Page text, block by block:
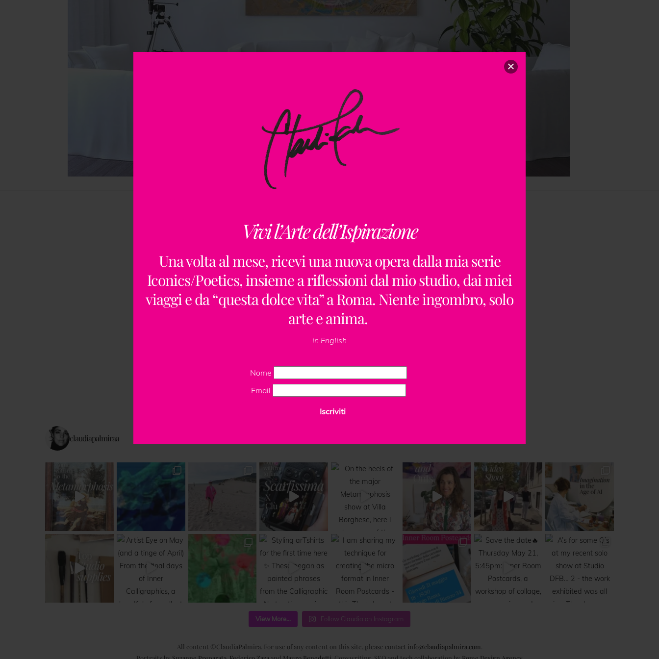
Vivi l’Arte dell’Ispirazione
Una volta al mese, ricevi una nuova opera dalla mia serie
Iconics/Poetics, insieme a riflessioni dal mio studio, dai miei
viaggi e da “questa dolce vita” a Roma. Niente ingombro, solo
arte e anima.
in English
Nome
Email
Iscriviti
ClaudiaPalmira
Back
Top
Insta
claudiapalmiraa
View More... Follow Claudia on Instagram
All content ©ClaudiaPalmira. For use of any content on this site, please contact info@claudiapalmira.com